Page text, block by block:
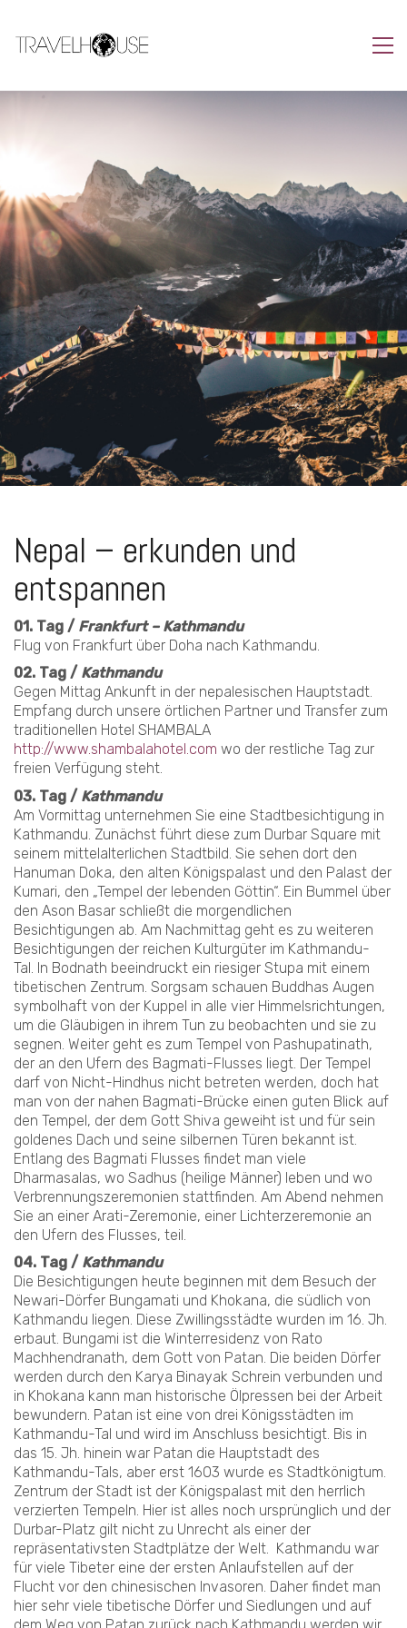
Nepal – erkunden und
entspannen
01. Tag / Frankfurt – Kathmandu
Flug von Frankfurt über Doha nach Kathmandu.
02. Tag / Kathmandu
Gegen Mittag Ankunft in der nepalesischen Hauptstadt.
Empfang durch unsere örtlichen Partner und Transfer zum
traditionellen Hotel SHAMBALA
http://www.shambalahotel.com wo der restliche Tag zur
freien Verfügung steht.
03. Tag / Kathmandu
Am Vormittag unternehmen Sie eine Stadtbesichtigung in
Kathmandu. Zunächst führt diese zum Durbar Square mit
seinem mittelalterlichen Stadtbild. Sie sehen dort den
Hanuman Doka, den alten Königspalast und den Palast der
Kumari, den „Tempel der lebenden Göttin“. Ein Bummel über
den Ason Basar schließt die morgendlichen
Besichtigungen ab. Am Nachmittag geht es zu weiteren
Besichtigungen der reichen Kulturgüter im Kathmandu-
Tal. In Bodnath beeindruckt ein riesiger Stupa mit einem
tibetischen Zentrum. Sorgsam schauen Buddhas Augen
symbolhaft von der Kuppel in alle vier Himmelsrichtungen,
um die Gläubigen in ihrem Tun zu beobachten und sie zu
segnen. Weiter geht es zum Tempel von Pashupatinath,
der an den Ufern des Bagmati-Flusses liegt. Der Tempel
darf von Nicht-Hindhus nicht betreten werden, doch hat
man von der nahen Bagmati-Brücke einen guten Blick auf
den Tempel, der dem Gott Shiva geweiht ist und für sein
goldenes Dach und seine silbernen Türen bekannt ist.
Entlang des Bagmati Flusses findet man viele
Dharmasalas, wo Sadhus (heilige Männer) leben und wo
Verbrennungszeremonien stattfinden. Am Abend nehmen
Sie an einer Arati-Zeremonie, einer Lichterzeremonie an
den Ufern des Flusses, teil.
04. Tag / Kathmandu
Die Besichtigungen heute beginnen mit dem Besuch der
Newari-Dörfer Bungamati und Khokana, die südlich von
Kathmandu liegen. Diese Zwillingsstädte wurden im 16. Jh.
erbaut. Bungami ist die Winterresidenz von Rato
Machhendranath, dem Gott von Patan. Die beiden Dörfer
werden durch den Karya Binayak Schrein verbunden und
in Khokana kann man historische Ölpressen bei der Arbeit
bewundern. Patan ist eine von drei Königsstädten im
Kathmandu-Tal und wird im Anschluss besichtigt. Bis in
das 15. Jh. hinein war Patan die Hauptstadt des
Kathmandu-Tals, aber erst 1603 wurde es Stadtkönigtum.
Zentrum der Stadt ist der Königspalast mit den herrlich
verzierten Tempeln. Hier ist alles noch ursprünglich und der
Durbar-Platz gilt nicht zu Unrecht als einer der
repräsentativsten Stadtplätze der Welt. Kathmandu war
für viele Tibeter eine der ersten Anlaufstellen auf der
Flucht vor den chinesischen Invasoren. Daher findet man
hier sehr viele tibetische Dörfer und Siedlungen und auf